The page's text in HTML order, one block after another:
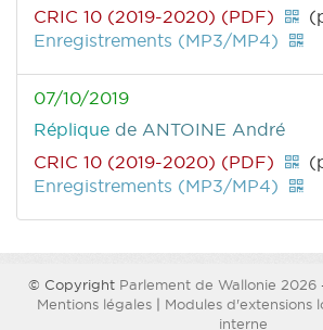
CRIC 10 (2019-2020) (PDF)
Enregistrements (MP3/MP4)
07/10/2019
Réplique de ANTOINE André
CRIC 10 (2019-2020) (PDF)
Enregistrements (MP3/MP4)
© Copyright Parlement de Wallonie 2026
Mentions légales| Modules d'extensions
interne